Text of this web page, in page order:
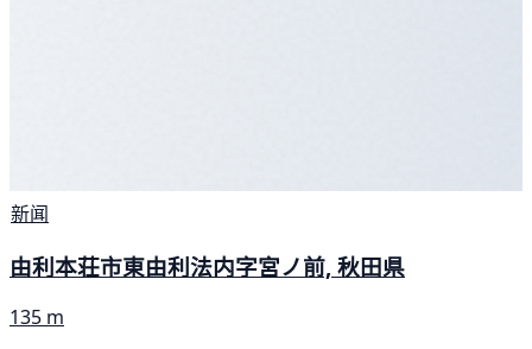
新闻
由利本荘市東由利法内字宮ノ前, 秋田県
135 m